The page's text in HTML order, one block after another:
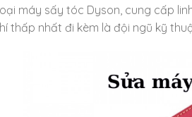
máy sấy tóc Dyson, cung cấp
thấp nhất đi kèm là đội ngũ kỹ